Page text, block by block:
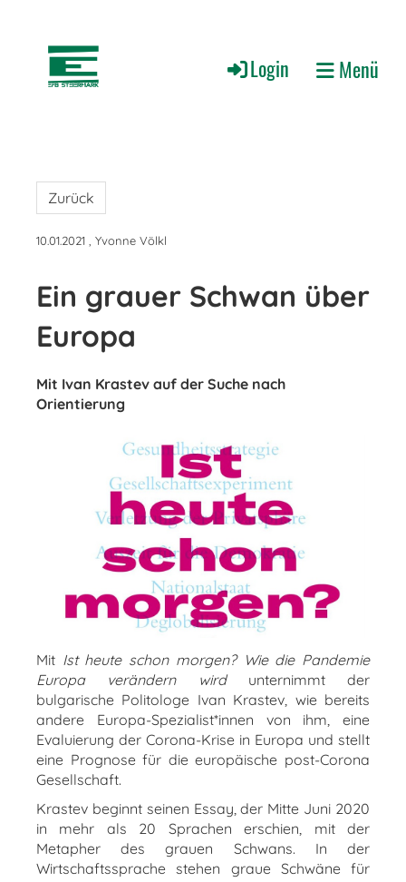
Login Menü
Zurück
10.01.2021 , Yvonne Völkl
Ein grauer Schwan über
Europa
Mit Ivan Krastev auf der Suche nach
Orientierung
Mit Ist heute schon morgen? Wie die Pandemie
Europa verändern wirdunternimmt der
bulgarische Politologe Ivan Krastev, wie bereits
andere Europa-Spezialist*innen von ihm, eine
Evaluierung der Corona-Krise in Europa und stellt
eine Prognose für die europäische post-Corona
Gesellschaft.
Krastev beginnt seinen Essay, der Mitte Juni 2020
in mehr als 20 Sprachen erschien, mit der
Metapher des grauen Schwans. In der
Wirtschaftssprache stehen graue Schwäne für